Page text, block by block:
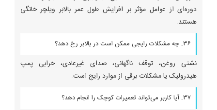
دوره‌ای از عوامل مؤثر بر افزایش طول عمر بالابر ویلچر خانگی
هستند.
۳۶. چه مشکلات رایجی ممکن است در بالابر رخ دهد؟
نشتی روغن، توقف ناگهانی، صدای غیرعادی، خرابی پمپ
هیدرولیک یا مشکلات برقی از موارد رایج است.
۳۷. آیا کاربر می‌تواند تعمیرات کوچک را انجام دهد؟